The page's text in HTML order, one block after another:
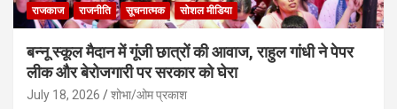
राजकाज
राजनीति सूचनात्मक सोशल मीडिया
बन्नू स्कूल मैदान में गूंजी छात्रों की आवाज, राहुल गांधी ने पेपर
लीक और बेरोजगारी पर सरकार को घेरा
July 18, 2026 शोभा/ओम प्रकाश